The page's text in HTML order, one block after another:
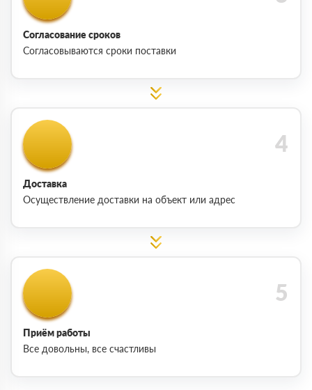
Согласование сроков
Согласовываются сроки поставки
Доставка
Осуществление доставки на объект или адрес
Приём работы
Все довольны, все счастливы